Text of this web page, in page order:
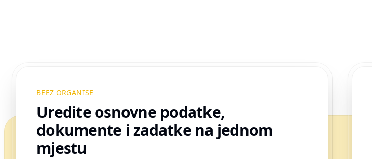
BEEZ ORGANISE
Uredite osnovne podatke,
dokumente i zadatke na jednom
mjestu